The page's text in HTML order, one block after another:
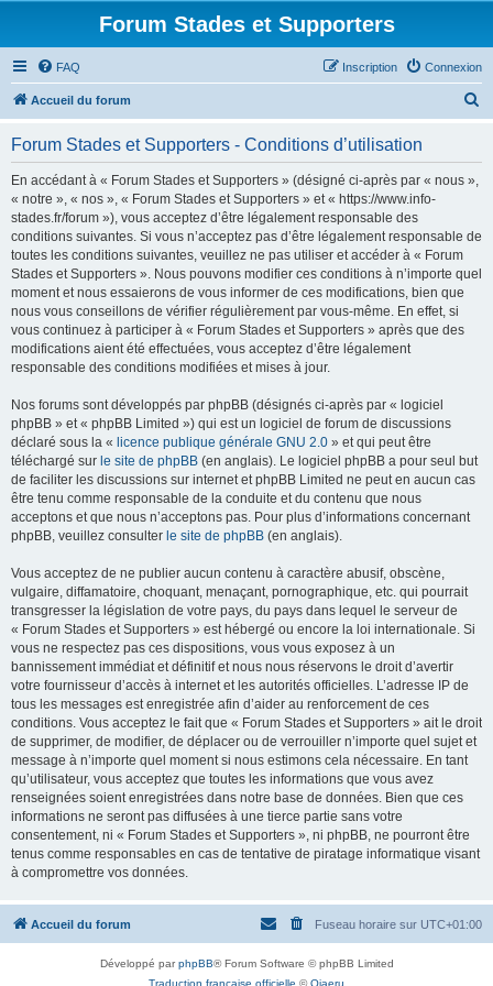
Forum Stades et Supporters
FAQ Connexion
Inscription
Accueil du forum
Forum Stades et Supporters - Conditions d’utilisation
En accédant à « Forum Stades et Supporters » (désigné ci-après par « nous »,
« notre », « nos », « Forum Stades et Supporters » et « https://www.info-
stades.fr/forum »), vous acceptez d’être légalement responsable des
conditions suivantes. Si vous n’acceptez pas d’être légalement responsable de
toutes les conditions suivantes, veuillez ne pas utiliser et accéder à « Forum
Stades et Supporters ». Nous pouvons modifier ces conditions à n’importe quel
moment et nous essaierons de vous informer de ces modifications, bien que
nous vous conseillons de vérifier régulièrement par vous-même. En effet, si
vous continuez à participer à « Forum Stades et Supporters » après que des
modifications aient été effectuées, vous acceptez d’être légalement
responsable des conditions modifiées et mises à jour.
Nos forums sont développés par phpBB (désignés ci-après par « logiciel
phpBB » et « phpBB Limited ») qui est un logiciel de forum de discussions
déclaré sous la « licence publique générale GNU 2.0 » et qui peut être
téléchargé sur le site de phpBB (en anglais). Le logiciel phpBB a pour seul but
de faciliter les discussions sur internet et phpBB Limited ne peut en aucun cas
être tenu comme responsable de la conduite et du contenu que nous
acceptons et que nous n’acceptons pas. Pour plus d’informations concernant
phpBB, veuillez consulter le site de phpBB (en anglais).
Vous acceptez de ne publier aucun contenu à caractère abusif, obscène,
vulgaire, diffamatoire, choquant, menaçant, pornographique, etc. qui pourrait
transgresser la législation de votre pays, du pays dans lequel le serveur de
« Forum Stades et Supporters » est hébergé ou encore la loi internationale. Si
vous ne respectez pas ces dispositions, vous vous exposez à un
bannissement immédiat et définitif et nous nous réservons le droit d’avertir
votre fournisseur d’accès à internet et les autorités officielles. L’adresse IP de
tous les messages est enregistrée afin d’aider au renforcement de ces
conditions. Vous acceptez le fait que « Forum Stades et Supporters » ait le droit
de supprimer, de modifier, de déplacer ou de verrouiller n’importe quel sujet et
message à n’importe quel moment si nous estimons cela nécessaire. En tant
qu’utilisateur, vous acceptez que toutes les informations que vous avez
renseignées soient enregistrées dans notre base de données. Bien que ces
informations ne seront pas diffusées à une tierce partie sans votre
consentement, ni « Forum Stades et Supporters », ni phpBB, ne pourront être
tenus comme responsables en cas de tentative de piratage informatique visant
à compromettre vos données.
Accueil du forum Fuseau horaire sur UTC+01:00
Développé parphpBB® Forum Software © phpBB Limited
Traduction française officielle ©Qiaeru